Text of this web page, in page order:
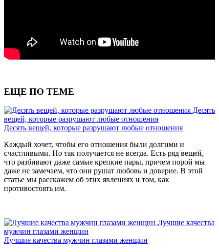
ЕЩЕ ПО ТЕМЕ
Десять
вещей, которые разрушают любые отношения
Десять вещей, которые разрушают любые отношения
Каждый хочет, чтобы его отношения были долгими и
счастливыми. Но так получается не всегда. Есть ряд вещей,
что разбивают даже самые крепкие пары, причем порой мы
даже не замечаем, что они рушат любовь и доверие. В этой
статье мы расскажем об этих явлениях и том, как
противостоять им.
Лучшие качества
мужчин глазами женщин
Лучшие качества мужчин глазами женщин